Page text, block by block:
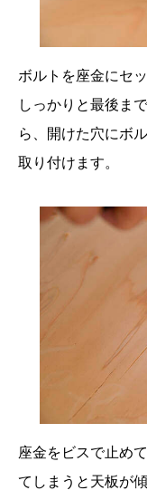
ボルトを座金にセ
しっかりと最後ま
ら、開けた穴にボ
取り付けます。
座金をビスで止め
てしまうと天板が